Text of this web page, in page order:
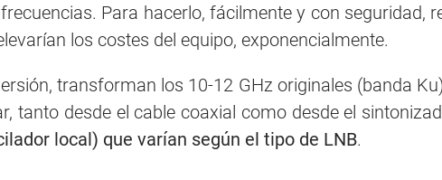
Para hacerlo, fácilmente y con seguridad,
los costes del equipo, exponencialmente.
transforman los 10-12 GHz originales (banda
tanto desde el cable coaxial como desde el
local) que varían según el tipo de LNB.